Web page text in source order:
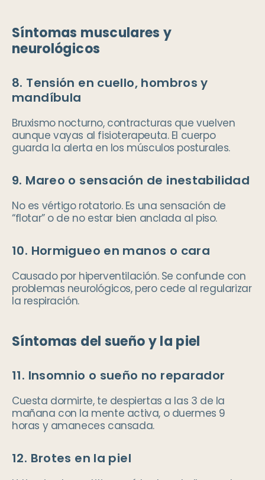
Síntomas musculares y
neurológicos
8. Tensión en cuello, hombros y
mandíbula
Bruxismo nocturno, contracturas que vuelven
aunque vayas al fisioterapeuta. El cuerpo
guarda la alerta en los músculos posturales.
9. Mareo o sensación de inestabilidad
No es vértigo rotatorio. Es una sensación de
“flotar” o de no estar bien anclada al piso.
10. Hormigueo en manos o cara
Causado por hiperventilación. Se confunde con
problemas neurológicos, pero cede al regularizar
la respiración.
Síntomas del sueño y la piel
11. Insomnio o sueño no reparador
Cuesta dormirte, te despiertas a las 3 de la
mañana con la mente activa, o duermes 9
horas y amaneces cansada.
12. Brotes en la piel